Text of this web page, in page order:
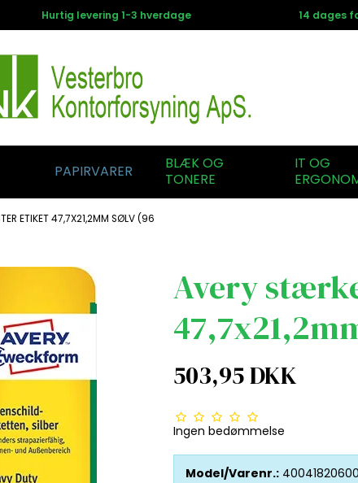
Hurtig levering 1-3 hverdage 14 dages
PAPIRVARER
BLÆK OG
TONERE
IT OG
ETIKET 47,7X21,2MM SØLV (96
Avery
503,95 DKK
Ingen bedømmelse
Model/Varenr.: